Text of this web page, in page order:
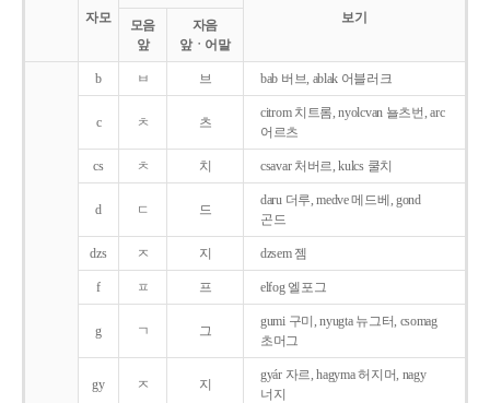
자모
보기
모음
앞
자음
앞ㆍ어말
b ㅂ 브 bab 버브, ablak 어블러크
c ㅊ 츠
citrom 치트롬, nyolcvan 뇰츠번, arc
어르츠
cs ㅊ 치 csavar 처버르, kulcs 쿨치
d ㄷ 드
daru 더루, medve 메드베, gond
곤드
dzs ㅈ 지 dzsem 젬
f ㅍ 프 elfog 엘포그
g ㄱ 그
gumi 구미, nyugta 뉴그터, csomag
초머그
gy ㅈ 지
gyár 자르, hagyma 허지머, nagy
너지